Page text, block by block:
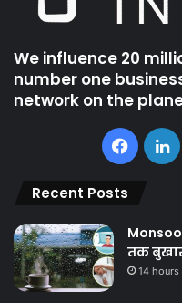
We influence 20
number one
network on the
Recent Posts
तक
14 hours